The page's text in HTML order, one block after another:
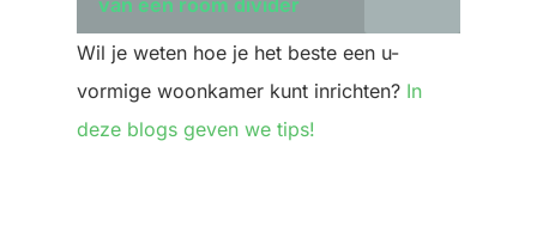
van een room divider
Wil je weten hoe je het beste een u-
vormige woonkamer kunt inrichten? In
deze blogs geven we tips!